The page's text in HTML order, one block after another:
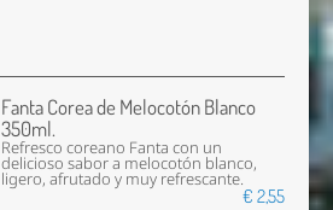
Fanta Corea de Melocotón Blanco
350ml.
Refresco coreano Fanta con un
delicioso sabor a melocotón blanco,
ligero, afrutado y muy refrescante.
€ 2,55